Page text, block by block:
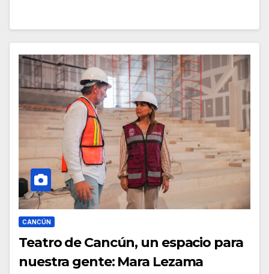
CANCÚN
Teatro de Cancún, un espacio para
nuestra gente: Mara Lezama